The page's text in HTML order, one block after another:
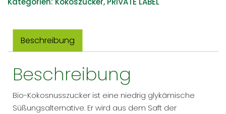
Beschreibung
Beschreibung
Bio-Kokosnusszucker ist eine niedrig glykämische
Süßungsalternative. Er wird aus dem Saft der